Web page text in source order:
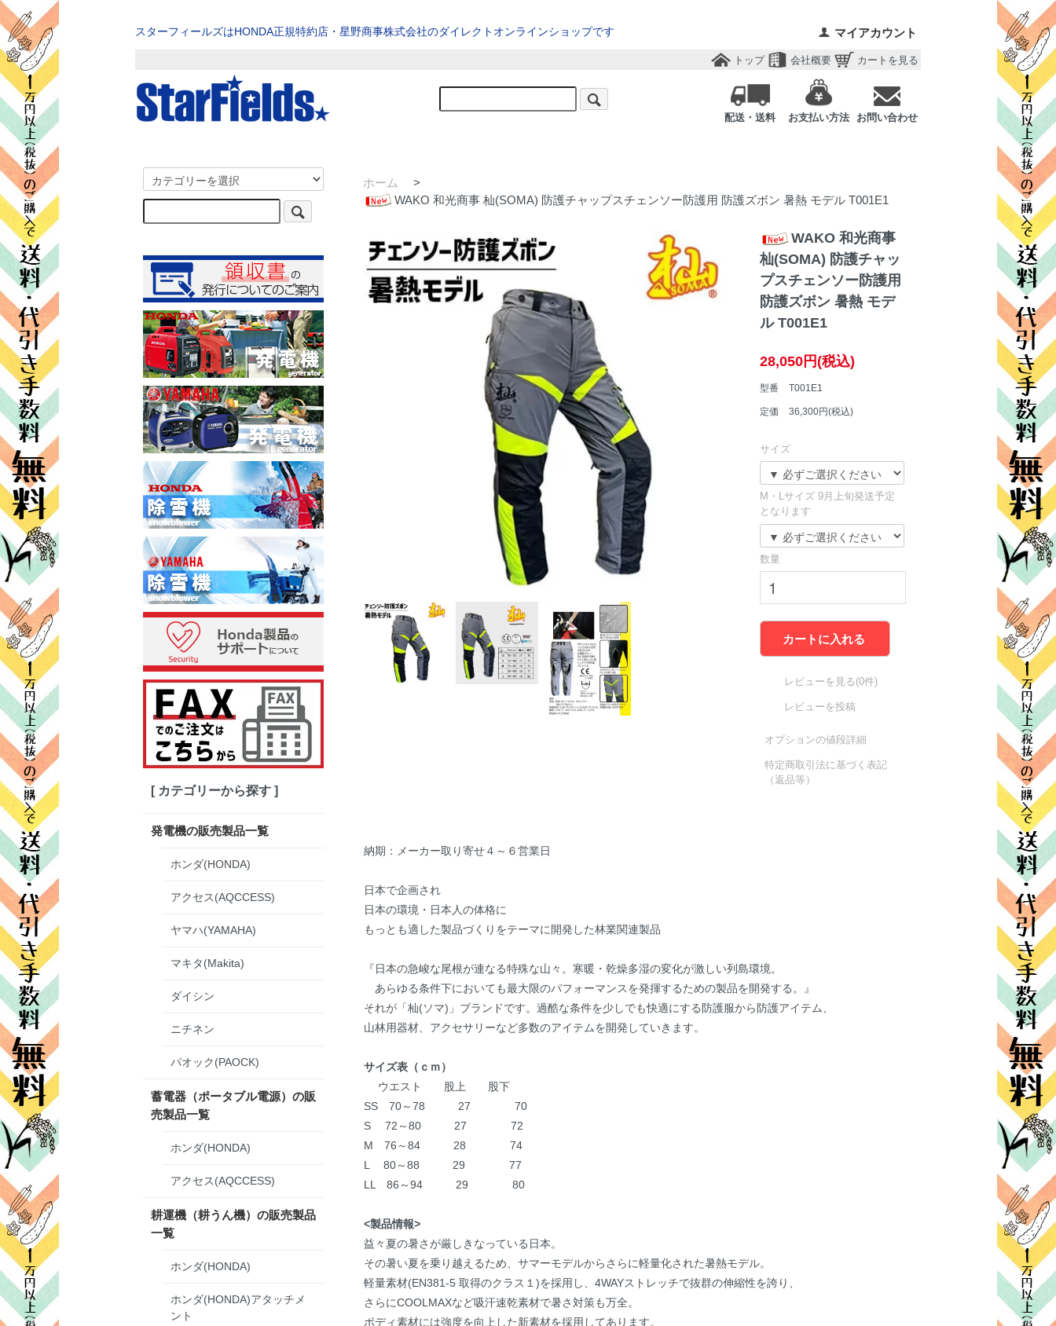
マイアカウント
スターフィールズはHONDA正規特約店・星野商事株式会社のダイレクトオンラインショップです
トップ 会社概要 カートを見る
配送・送料 お支払い方法 お問い合わせ
ホーム
>
WAKO 和光商事 杣(SOMA) 防護チャップスチェンソー防護用 防護ズボン 暑熱 モデル T001E1
WAKO 和光商事
杣(SOMA) 防護チャッ
プスチェンソー防護用
防護ズボン 暑熱 モデ
ル T001E1
28,050円(税込)
型番 T001E1
定価 36,300円(税込)
サイズ
M・Lサイズ 9月上旬発送予定
となります
数量
カートに入れる
レビューを見る(0件)
レビューを投稿
オプションの値段詳細
特定商取引法に基づく表記
（返品等）
納期：メーカー取り寄せ４～６営業日
日本で企画され
日本の環境・日本人の体格に
もっとも適した製品づくりをテーマに開発した林業関連製品
『日本の急峻な尾根が連なる特殊な山々。寒暖・乾燥多湿の変化が激しい列島環境。
あらゆる条件下においても最大限のパフォーマンスを発揮するための製品を開発する。』
それが「杣(ソマ)」ブランドです。過酷な条件を少しでも快適にする防護服から防護アイテム、
山林用器材、アクセサリーなど多数のアイテムを開発していきます。
サイズ表（ｃｍ）
ウエスト 股上 股下
SS 70～78 27 70
S 72～80 27 72
M 76～84 28 74
L 80～88 29 77
LL 86～94 29 80
<製品情報>
益々夏の暑さが厳しきなっている日本。
その暑い夏を乗り越えるため、サマーモデルからさらに軽量化された暑熱モデル。
軽量素材(EN381-5 取得のクラス１)を採用し、4WAYストレッチで抜群の伸縮性を誇り、
さらにCOOLMAXなど吸汗速乾素材で暑さ対策も万全。
ボディ素材には強度を向上した新素材を採用してあります。
[ カテゴリーから探す ]
発電機の販売製品一覧
ホンダ(HONDA)
アクセス(AQCCESS)
ヤマハ(YAMAHA)
マキタ(Makita)
ダイシン
ニチネン
パオック(PAOCK)
蓄電器（ポータブル電源）の販
売製品一覧
ホンダ(HONDA)
アクセス(AQCCESS)
耕運機（耕うん機）の販売製品
一覧
ホンダ(HONDA)
ホンダ(HONDA)アタッチメ
ント